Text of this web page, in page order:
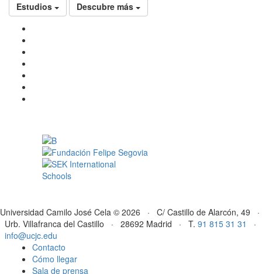
Estudios
Descubre más
Universidad Camilo José Cela © 2026 · C/ Castillo de Alarcón, 49 ·
Urb. Villafranca del Castillo · 28692 Madrid · T. 91 815 31 31
·
info@ucjc.edu
Contacto
Cómo llegar
Sala de prensa